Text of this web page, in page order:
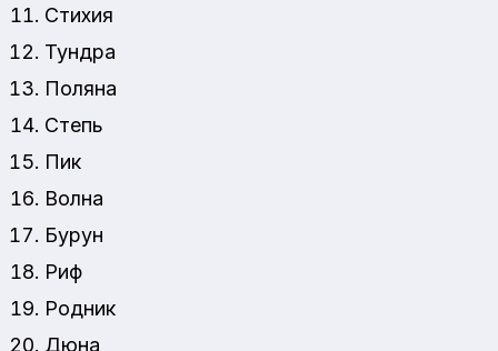
Стихия
Тундра
Поляна
Степь
Пик
Волна
Бурун
Риф
Родник
Дюна